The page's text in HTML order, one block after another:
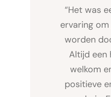
“Het was
ervaring
worden
Altijd een
welkom
positieve